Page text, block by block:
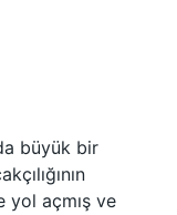
büyük bir
yol açmış ve